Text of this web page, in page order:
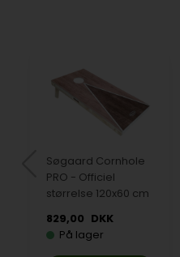
Søgaard Cornhole
PRO - Officiel
størrelse 120x60 cm
829,00 DKK
På lager